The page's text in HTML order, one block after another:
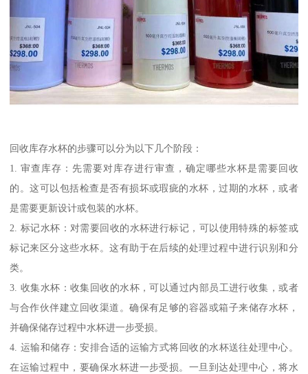
回收库存水杯的步骤可以分为以下几个阶段：
1. 审查库存：先需要对库存进行审查，确定哪些水杯是需要回收
的。这可以包括检查是否有损坏或瑕疵的水杯，过期的水杯，或者
是需要更新设计或包装的水杯。
2. 标记水杯：对需要回收的水杯进行标记，可以使用特殊的标签或
标记来区分这些水杯。这有助于在后续的处理过程中进行识别和分
类。
3. 收集水杯：收集回收的水杯，可以通过内部员工进行收集，或者
与合作伙伴建立回收渠道。确保有足够的容器或箱子来储存水杯，
并确保储存过程中水杯进一步受损。
4. 运输和储存：安排合适的运输方式将回收的水杯送往处理中心。
在运输过程中，要确保水杯进一步受损。一旦到达处理中心，将水